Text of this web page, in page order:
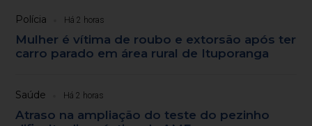
Polícia Há 2 horas
Mulher é vítima de roubo e extorsão após ter
carro parado em área rural de Ituporanga
Saúde Há 2 horas
Atraso na ampliação do teste do pezinho